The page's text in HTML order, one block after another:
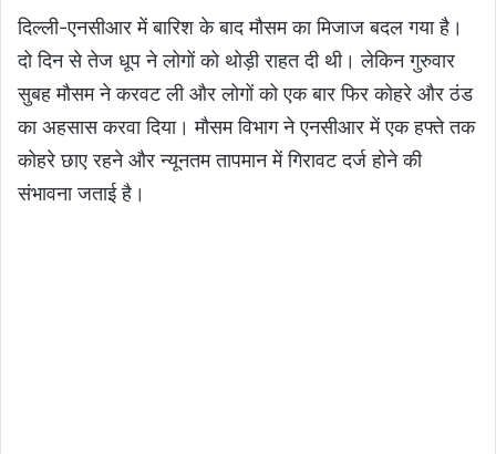
दिल्ली-एनसीआर में बारिश के बाद मौसम का मिजाज बदल गया है।
दो दिन से तेज धूप ने लोगों को थोड़ी राहत दी थी। लेकिन गुरुवार
सुबह मौसम ने करवट ली और लोगों को एक बार फिर कोहरे और ठंड
का अहसास करवा दिया। मौसम विभाग ने एनसीआर में एक हफ्ते तक
कोहरे छाए रहने और न्यूनतम तापमान में गिरावट दर्ज होने की
संभावना जताई है।